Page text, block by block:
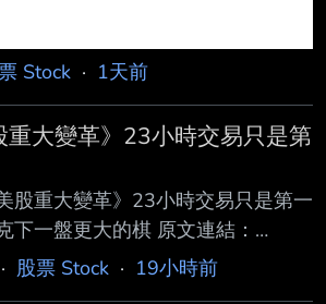
Stock · 1天前
重大變革》23小時交易只是第
股重大變革》23小時交易只是第一
一盤更大的棋 原文連結：
articles/economic-
· 股票 Stock · 19小時前